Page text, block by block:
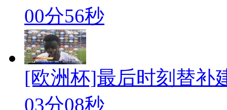
00分56秒
[欧洲杯]最后时刻替补
03分08秒